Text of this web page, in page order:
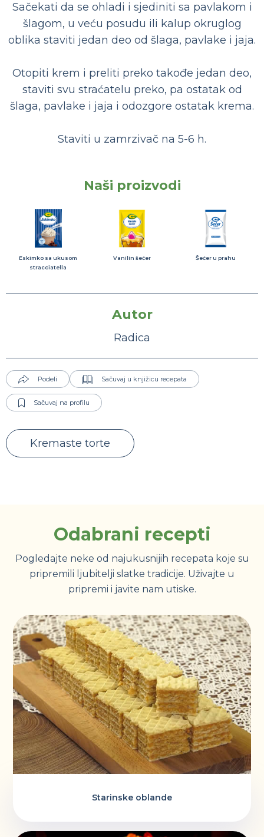
Sačekati da se ohladi i sjediniti sa pavlakom i
šlagom, u veću posudu ili kalup okruglog
oblika staviti jedan deo od šlaga, pavlake i jaja.
Otopiti krem i preliti preko takođe jedan deo,
staviti svu straćatelu preko, pa ostatak od
šlaga, pavlake i jaja i odozgore ostatak krema.
Staviti u zamrzivač na 5-6 h.
Naši proizvodi
Eskimko sa ukusom
stracciatella
Vanilin šećer Šećer u prahu
Autor
Radica
Podeli Sačuvaj u knjižicu recepata
Sačuvaj na profilu
Kremaste torte
Odabrani recepti
Pogledajte neke od najukusnijih recepata koje su
pripremili ljubitelji slatke tradicije. Uživajte u
pripremi i javite nam utiske.
Starinske oblande